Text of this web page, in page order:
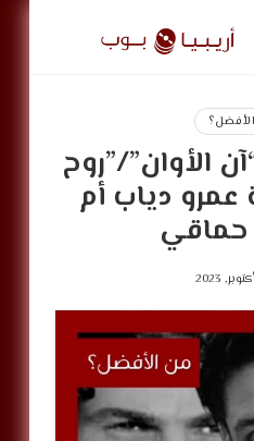
أريبيا
بوب
ArabiaPop
الأوان”/”روح
دياب أم